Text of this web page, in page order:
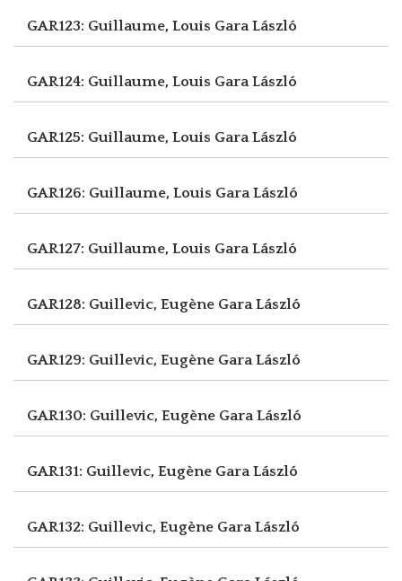
GAR123: Guillaume, Louis Gara László
GAR124: Guillaume, Louis Gara László
GAR125: Guillaume, Louis Gara László
GAR126: Guillaume, Louis Gara László
GAR127: Guillaume, Louis Gara László
GAR128: Guillevic, Eugène Gara László
GAR129: Guillevic, Eugène Gara László
GAR130: Guillevic, Eugène Gara László
GAR131: Guillevic, Eugène Gara László
GAR132: Guillevic, Eugène Gara László